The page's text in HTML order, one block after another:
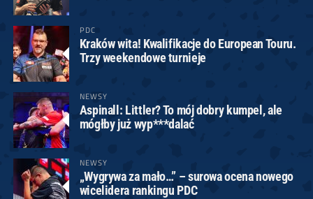
PDC
Kraków wita! Kwalifikacje do European Touru.
Trzy weekendowe turnieje
NEWSY
Aspinall: Littler? To mój dobry kumpel, ale
mógłby już wyp***dalać
NEWSY
„Wygrywa za mało…” – surowa ocena nowego
wicelidera rankingu PDC